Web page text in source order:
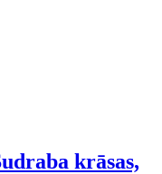
krāsas,